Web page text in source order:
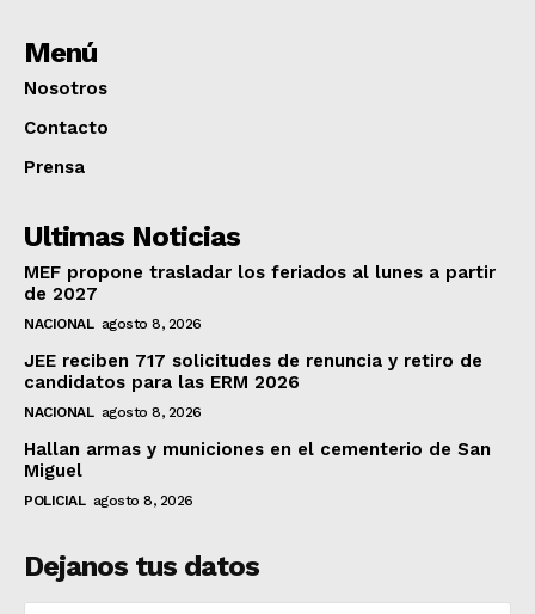
Menú
Nosotros
Contacto
Prensa
Ultimas Noticias
MEF propone trasladar los feriados al lunes a partir
de 2027
NACIONAL agosto 8, 2026
JEE reciben 717 solicitudes de renuncia y retiro de
candidatos para las ERM 2026
NACIONAL agosto 8, 2026
Hallan armas y municiones en el cementerio de San
Miguel
POLICIAL agosto 8, 2026
Dejanos tus datos